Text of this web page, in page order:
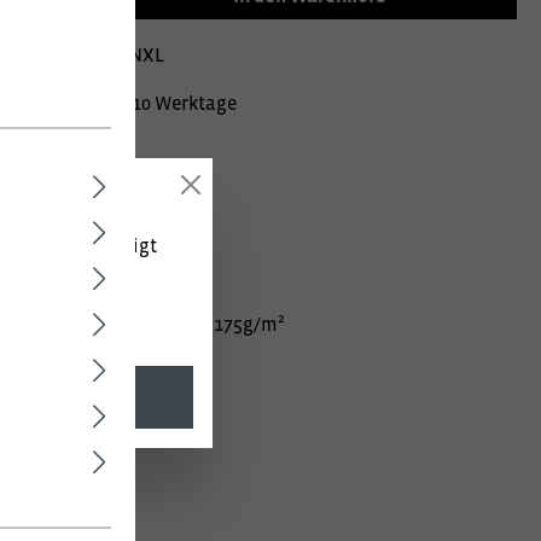
02000589YNXL
Lieferzeit ca. 10 Werktage
45% Polyester, 175g/m²
(netto) angezeigt